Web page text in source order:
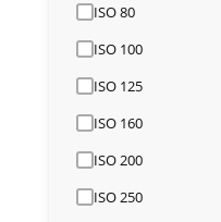
ISO 80
ISO 100
ISO 125
ISO 160
ISO 200
ISO 250